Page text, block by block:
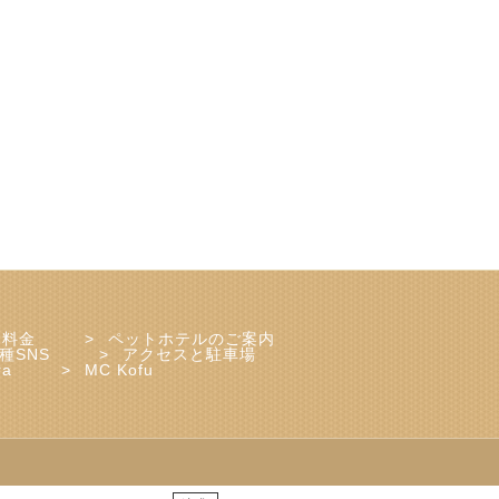
金
ペットホテルのご案内
SNS
アクセスと駐車場
MC Kofu